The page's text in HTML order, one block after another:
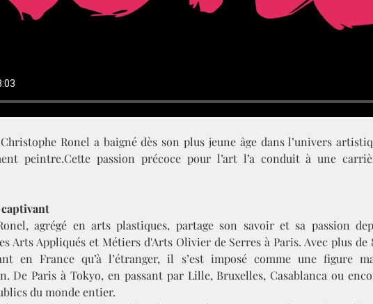
Ronel a baigné dès son plus jeune âge dans l’univers
peintre.Cette passion précoce pour l’art l’a conduit à une
agrégé en arts plastiques, partage son savoir et sa passion
Arts Appliqués et Métiers d'Arts Olivier de Serres à Paris. Avec plus
en France qu’à l’étranger, il s’est imposé comme une figure
De Paris à Tokyo, en passant par Lille, Bruxelles, Casablanca ou
du monde entier.